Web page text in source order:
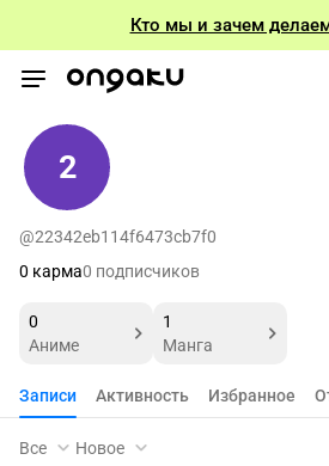
Кто мы и зачем
2
@22342eb114f6473cb7f0
0 карма0 подписчиков
0
Аниме
1
Манга
Записи Активность Избранное
Все Новое